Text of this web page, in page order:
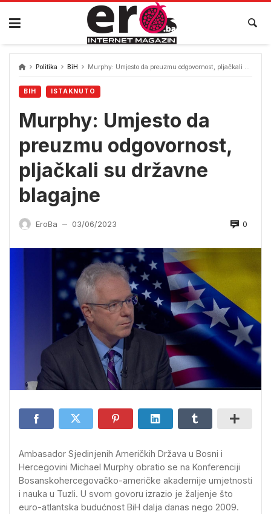
Skip
content
Politika BiH Murphy: Umjesto da preuzmu odgovornost, pljačkali su državne blagajne
BIH ISTAKNUTO
Murphy: Umjesto da
preuzmu odgovornost,
pljačkali su državne
blagajne
EroBa — 03/06/2023 0
Ambasador Sjedinjenih Američkih Država u Bosni i
Hercegovini Michael Murphy obratio se na Konferenciji
Bosanskohercegovačko-američke akademije umjetnosti
i nauka u Tuzli. U svom govoru izrazio je žaljenje što
euro-atlantska budućnost BiH dalja danas nego 2009.